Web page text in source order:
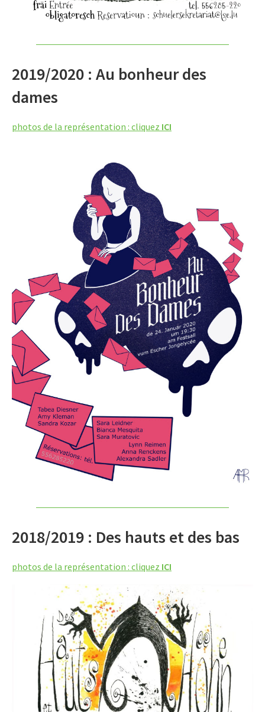
2019/2020 : Au bonheur des
dames
photos de la représentation : cliquez ICI
2018/2019 : Des hauts et des bas
photos de la représentation : cliquez ICI